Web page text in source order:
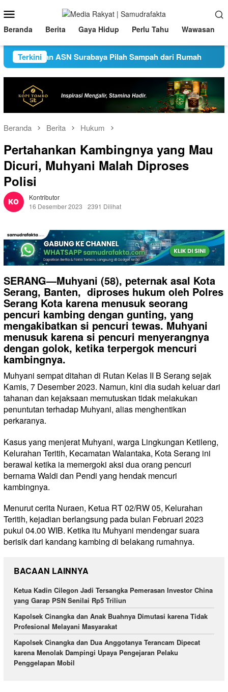
ke
kontenMobile
Beranda Berita Gaya Hidup Perlu Tahu Wawasan
Terkini
ASN Surabaya Pilah Sampah dari Rumah
Beranda Berita Hukum
Pertahankan Kambingnya yang Mau
Dicuri, Muhyani Malah Diproses
Polisi
Kontributor
16 Desember 2023
2391 Dilihat
SERANG—Muhyani (58), peternak asal Kota
Serang, Banten, diproses hukum oleh Polres
Serang Kota karena menusuk seorang
pencuri kambing dengan gunting, yang
mengakibatkan si pencuri tewas. Muhyani
menusuk karena si pencuri menyerangnya
dengan golok, ketika terpergok mencuri
kambingnya.
Muhyani sempat ditahan di Rutan Kelas II B Serang sejak
Kamis, 7 Desember 2023. Namun, kini dia sudah keluar dari
tahanan dan kejaksaan memutuskan tidak melakukan
penuntutan terhadap Muhyani, alias menghentikan
perkaranya.
Kasus yang menjerat Muhyani, warga Lingkungan Ketileng,
Kelurahan Teritih, Kecamatan Walantaka, Kota Serang ini
berawal ketika ia memergoki aksi dua orang pencuri
bernama Waldi dan Pendi yang hendak mencuri
kambingnya.
Menurut cerita Nuraen, Ketua RT 02/RW 05, Kelurahan
Teritih, kejadian berlangsung pada bulan Februari 2023
pukul 04.00 WIB. Ketika itu Muhyani mendengar suara
berisik dari kandang kambing di belakang rumahnya.
BACAAN LAINNYA
Ketua Kadin Cilegon Jadi Tersangka Pemerasan Investor China
yang Garap PSN Senilai Rp5 Triliun
Kapolsek Cinangka dan Anak Buahnya Dimutasi karena Tidak
Profesional Melayani Masyarakat
Kapolsek Cinangka dan Dua Anggotanya Terancam Dipecat
karena Menolak Dampingi Upaya Pengejaran Pelaku
Penggelapan Mobil